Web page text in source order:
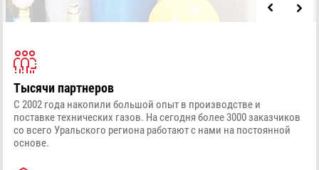
Тысячи партнеров
С 2002 года накопили большой опыт в производстве и
поставке технических газов. На сегодня более 3000 заказчиков
со всего Уральского региона работают с нами на постоянной
основе.